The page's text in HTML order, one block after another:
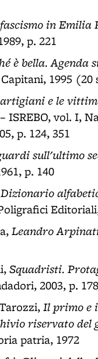
in Emilia
p. 221
è bella. Agenda
1995
e le
ISREBO, vol. I,
p. 124, 351
sull'ultimo
p. 140
Leandro
Squadristi.
2003, p.
Il primo e
riservato del
patria, 1972